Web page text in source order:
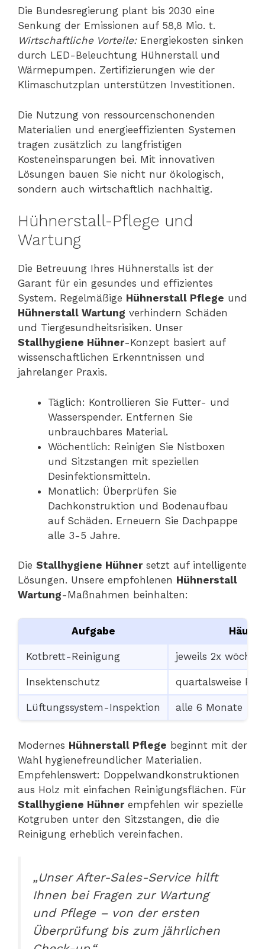
Die Bundesregierung plant bis 2030 eine
Senkung der Emissionen auf 58,8 Mio. t.
Wirtschaftliche Vorteile:Energiekosten sinken
durch LED-Beleuchtung Hühnerstall und
Wärmepumpen. Zertifizierungen wie der
Klimaschutzplan unterstützen Investitionen.
Die Nutzung von ressourcenschonenden
Materialien und energieeffizienten Systemen
tragen zusätzlich zu langfristigen
Kosteneinsparungen bei. Mit innovativen
Lösungen bauen Sie nicht nur ökologisch,
sondern auch wirtschaftlich nachhaltig.
Hühnerstall-Pflege und
Wartung
Die Betreuung Ihres Hühnerstalls ist der
Garant für ein gesundes und effizientes
System. Regelmäßige Hühnerstall Pflege und
Hühnerstall Wartung verhindern Schäden
und Tiergesundheitsrisiken. Unser
Stallhygiene Hühner-Konzept basiert auf
wissenschaftlichen Erkenntnissen und
jahrelanger Praxis.
Täglich: Kontrollieren Sie Futter- und
Wasserspender. Entfernen Sie
unbrauchbares Material.
Wöchentlich: Reinigen Sie Nistboxen
und Sitzstangen mit speziellen
Desinfektionsmitteln.
Monatlich: Überprüfen Sie
Dachkonstruktion und Bodenaufbau
auf Schäden. Erneuern Sie Dachpappe
alle 3-5 Jahre.
Die Stallhygiene Hühnersetzt auf intelligente
Lösungen. Unsere empfohlenen Hühnerstall
Wartung-Maßnahmen beinhalten:
Aufgabe
Kotbrett-Reinigung jeweils 2x
Insektenschutz quartalsweise
Lüftungssystem-Inspektion alle 6 Monate
Modernes Hühnerstall Pflege beginnt mit der
Wahl hygienefreundlicher Materialien.
Empfehlenswert: Doppelwandkonstruktionen
aus Holz mit einfachen Reinigungsflächen. Für
Stallhygiene Hühnerempfehlen wir spezielle
Kotgruben unter den Sitzstangen, die die
Reinigung erheblich vereinfachen.
„Unser After-Sales-Service hilft
Ihnen bei Fragen zur Wartung
und Pflege – von der ersten
Überprüfung bis zum jährlichen